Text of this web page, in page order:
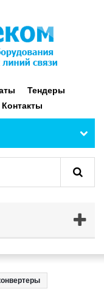
Тендеры
Контакты